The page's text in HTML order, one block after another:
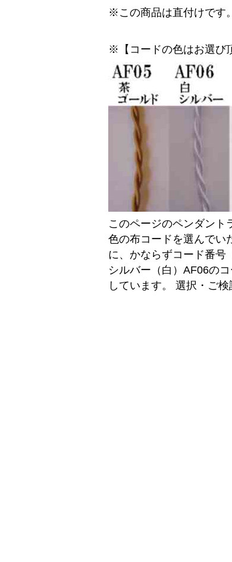
※この商品は直付けです
※【コードの色はお選び
このページのペンダン
色の布コードを選んでい
に、かならずコード番号
シルバー（白）AF06の
しています。 選択・ご